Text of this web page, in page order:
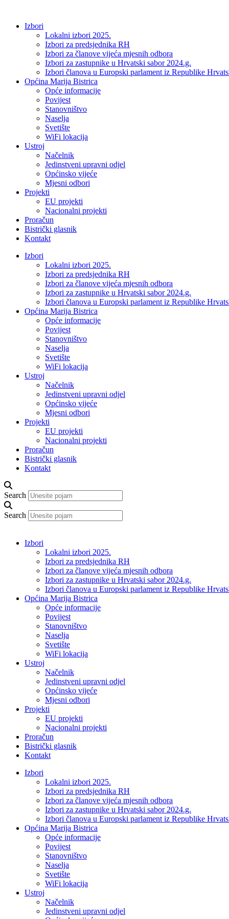
sadržajIzbori
Lokalni izbori 2025.
Izbori za predsjednika RH
Izbori za članove vijeća mjesnih odbora
Izbori za zastupnike u Hrvatski sabor 2024.g.
Izbori članova u Europski parlament iz Republike
Općina Marija Bistrica
Opće informacije
Povijest
Stanovništvo
Naselja
Svetište
WiFi lokacija
Ustroj
Načelnik
Jedinstveni upravni odjel
Općinsko vijeće
Mjesni odbori
Projekti
EU projekti
Nacionalni projekti
Proračun
Bistrički glasnik
Kontakt
Izbori
Lokalni izbori 2025.
Izbori za predsjednika RH
Izbori za članove vijeća mjesnih odbora
Izbori za zastupnike u Hrvatski sabor 2024.g.
Izbori članova u Europski parlament iz Republike
Općina Marija Bistrica
Opće informacije
Povijest
Stanovništvo
Naselja
Svetište
WiFi lokacija
Ustroj
Načelnik
Jedinstveni upravni odjel
Općinsko vijeće
Mjesni odbori
Projekti
EU projekti
Nacionalni projekti
Proračun
Bistrički glasnik
Kontakt
Search
Search
Izbori
Lokalni izbori 2025.
Izbori za predsjednika RH
Izbori za članove vijeća mjesnih odbora
Izbori za zastupnike u Hrvatski sabor 2024.g.
Izbori članova u Europski parlament iz Republike
Općina Marija Bistrica
Opće informacije
Povijest
Stanovništvo
Naselja
Svetište
WiFi lokacija
Ustroj
Načelnik
Jedinstveni upravni odjel
Općinsko vijeće
Mjesni odbori
Projekti
EU projekti
Nacionalni projekti
Proračun
Bistrički glasnik
Kontakt
Izbori
Lokalni izbori 2025.
Izbori za predsjednika RH
Izbori za članove vijeća mjesnih odbora
Izbori za zastupnike u Hrvatski sabor 2024.g.
Izbori članova u Europski parlament iz Republike
Općina Marija Bistrica
Opće informacije
Povijest
Stanovništvo
Naselja
Svetište
WiFi lokacija
Ustroj
Načelnik
Jedinstveni upravni odjel